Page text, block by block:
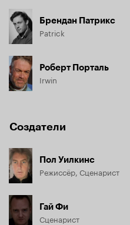
Брендан Патрикс
Patrick
Роберт Порталь
Irwin
Создатели
Пол Уилкинс
Режиссёр, Сценарист
Гай Фи
Сценарист